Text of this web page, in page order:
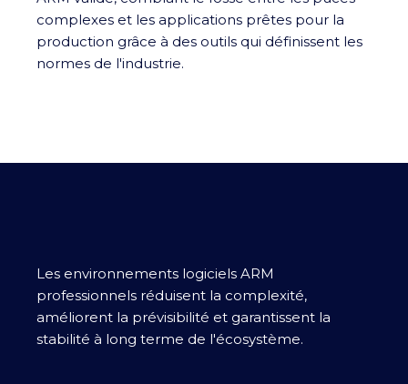
complexes et les applications prêtes pour la
production grâce à des outils qui définissent les
normes de l'industrie.
Les environnements logiciels ARM
professionnels réduisent la complexité,
améliorent la prévisibilité et garantissent la
stabilité à long terme de l'écosystème.